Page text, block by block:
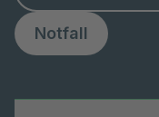
Notfall